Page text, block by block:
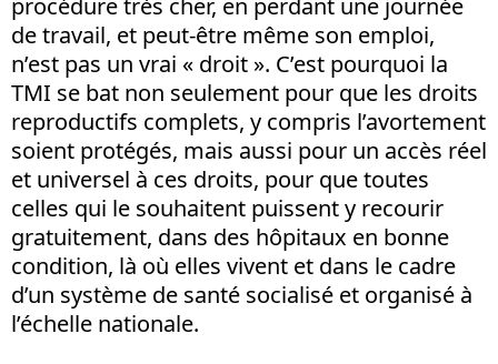
procédure très cher, en perdant une journée
de travail, et peut-être même son emploi,
n’est pas un vrai « droit ». C’est pourquoi la
TMI se bat non seulement pour que les droits
reproductifs complets, y compris l’avortement
soient protégés, mais aussi pour un accès réel
et universel à ces droits, pour que toutes
celles qui le souhaitent puissent y recourir
gratuitement, dans des hôpitaux en bonne
condition, là où elles vivent et dans le cadre
d’un système de santé socialisé et organisé à
l’échelle nationale.